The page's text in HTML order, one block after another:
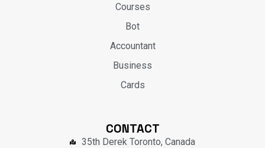
Courses
Bot
Accountant
Business
Cards
CONTACT
35th Derek Toronto, Canada